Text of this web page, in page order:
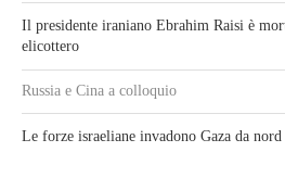
Il presidente iraniano Ebrahim Raisi è
elicottero
Russia e Cina a colloquio
Le forze israeliane invadono Gaza da nord